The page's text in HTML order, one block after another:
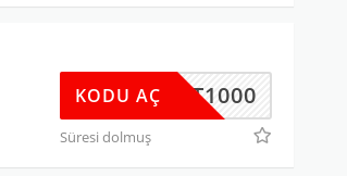
RSAT1000
KODU AÇ
Süresi dolmuş